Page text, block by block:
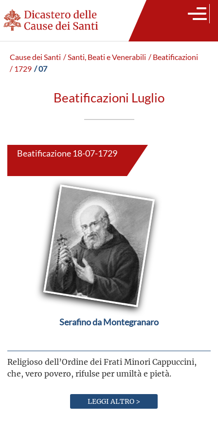
Cause dei Santi / Santi, Beati e Venerabili / Beatificazioni
/ 1729 / 07
Beatificazioni Luglio
Beatificazione 18-07-1729
Serafino da Montegranaro
Religioso dell’Ordine dei Frati Minori Cappuccini,
che, vero povero, rifulse per umiltà e pietà.
LEGGI ALTRO >